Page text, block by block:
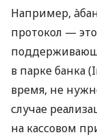
Например,
протокол —
в парке банка
время, не
случае
на кассовом